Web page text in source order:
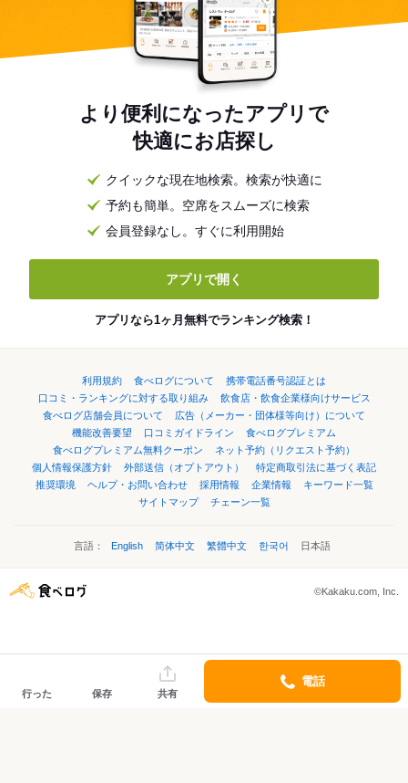
より便利になったアプリで
快適にお店探し
クイックな現在地検索。検索が快適に
予約も簡単。空席をスムーズに検索
会員登録なし。すぐに利用開始
アプリで開く
アプリなら1ヶ月無料でランキング検索！
利用規約 食べログについて
携帯電話番号認証とは
口コミ・ランキングに対する取り組み
飲食店・飲食企業様向けサービス
食べログ店舗会員について
広告（メーカー・団体様等向け）について
機能改善要望
口コミガイドライン
食べログプレミアム
食べログプレミアム無料クーポン
ネット予約（リクエスト予約）
個人情報保護方針
外部送信（オプトアウト）
特定商取引法に基づく表記
推奨環境
ヘルプ・お問い合わせ 採用情報 企業情報
キーワード一覧
サイトマップ
チェーン一覧
言語： English 简体中文 繁體中文 한국어 日本語
©Kakaku.com, Inc.
行った 保存 共有
電話